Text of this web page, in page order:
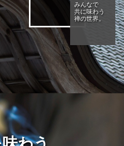
みんなで
共に味わう
禅の世界。